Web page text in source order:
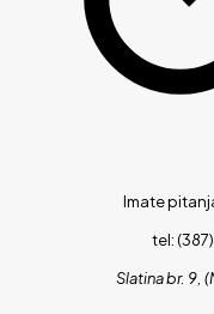
Imate
tel:
Slatina br. 9,